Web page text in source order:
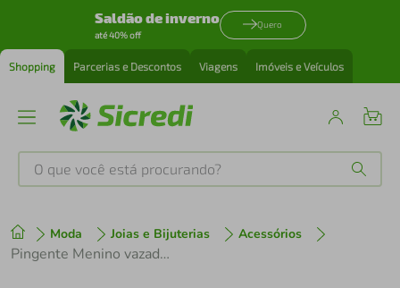
Saldão de inverno
até 40% off
Quero
Shopping Parcerias e Descontos Viagens Imóveis e Veículos
O que você está procurando?
Moda Joias e Bijuterias Acessórios
Pingente Menino vazado em Ouro 18k com detalhe em ródio branco
1º tenis